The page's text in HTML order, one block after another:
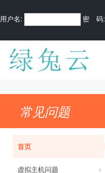
用户名: 密 码:
常见问题
首页
虚拟主机问题